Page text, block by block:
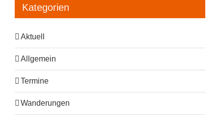
Kategorien
Aktuell
Allgemein
Termine
Wanderungen